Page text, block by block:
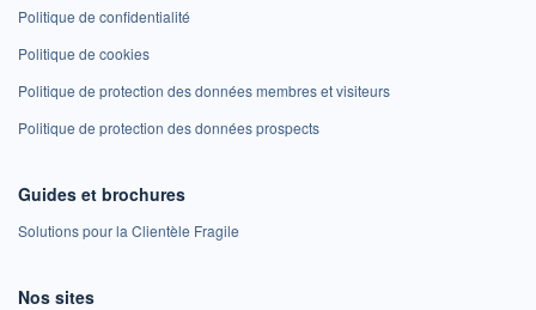
Politique de confidentialité
Politique de cookies
Politique de protection des données membres et visiteurs
Politique de protection des données prospects
Guides et brochures
Solutions pour la Clientèle Fragile
Nos sites